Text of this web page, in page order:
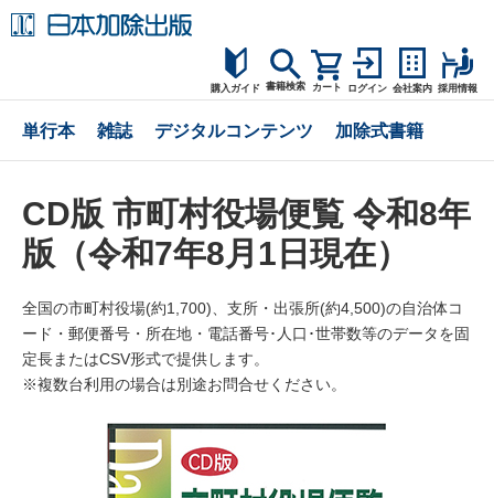
購入ガイド
購入ガイド
お問合せ
書籍検索 カート ログイン 会社案内 採用情報
単行本 雑誌 デジタルコンテンツ 加除式書籍
CD版 市町村役場便覧 令和8年
版（令和7年8月1日現在）
全国の市町村役場(約1,700)、支所・出張所(約4,500)の自治体コ
ード・郵便番号・所在地・電話番号･人口･世帯数等のデータを固
定長またはCSV形式で提供します。
※複数台利用の場合は別途お問合せください。